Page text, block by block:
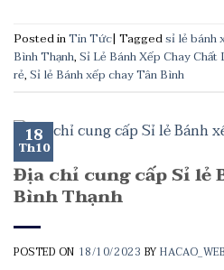
Posted inTin Tức| Taggedsỉ lẻ bánh
Bình Thạnh,Sỉ Lẻ Bánh Xếp Chay Chất
rẻ,Sỉ lẻ Bánh xếp chay Tân Bình
18
Th10
Địa chỉ cung cấp Sỉ lẻ
Bình Thạnh
POSTED ON 18/10/2023 BYHACAO_WEB